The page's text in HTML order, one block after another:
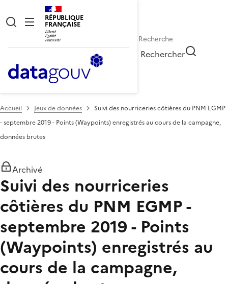
RÉPUBLIQUE
FRANÇAISE
Rechercher
Accueil Jeux de données
Suivi des nourriceries côtières du PNM EGMP
- septembre 2019 - Points (Waypoints) enregistrés au cours de la campagne,
données brutes
Archivé
Suivi des nourriceries
côtières du PNM EGMP -
septembre 2019 - Points
(Waypoints) enregistrés au
cours de la campagne,